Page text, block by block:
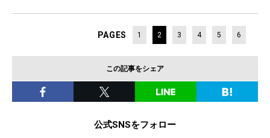
PAGES 1 2 3 4 5 6
この記事をシェア
公式SNSをフォロー